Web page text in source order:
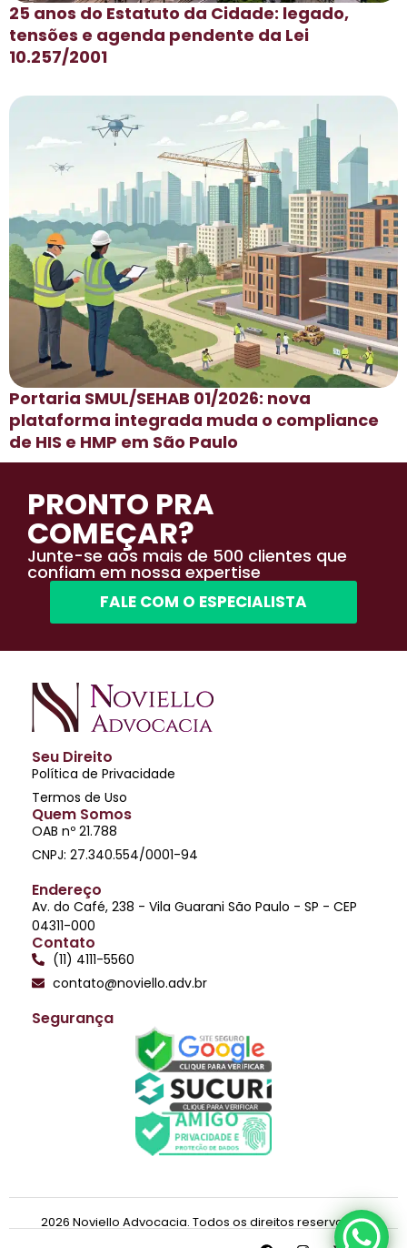
25 anos do Estatuto da Cidade: legado,
tensões e agenda pendente da Lei
10.257/2001
Portaria SMUL/SEHAB 01/2026: nova
plataforma integrada muda o compliance
de HIS e HMP em São Paulo
PRONTO PRA
COMEÇAR?
Junte-se aos mais de 500 clientes que
confiam em nossa expertise
FALE COM O ESPECIALISTA
Seu Direito
Política de Privacidade
Termos de Uso
Quem Somos
OAB nº 21.788
CNPJ: 27.340.554/0001-94
Endereço
Av. do Café, 238 - Vila Guarani São Paulo - SP - CEP
04311-000
Contato
(11) 4111-5560
contato@noviello.adv.br
Segurança
2026 Noviello Advocacia. Todos os direitos reservados